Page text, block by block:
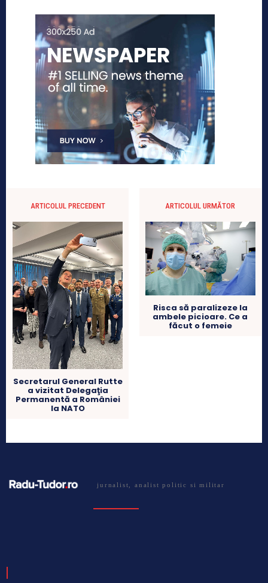
ARTICOLUL PRECEDENT
Secretarul General Rutte
a vizitat Delegaţia
Permanentă a României
la NATO
ARTICOLUL URMĂTOR
Risca să paralizeze la
ambele picioare. Ce a
făcut o femeie
jurnalist, analist politic si militar